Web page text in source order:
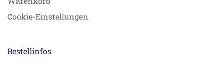
Cookie-Einstellungen
Bestellinfos